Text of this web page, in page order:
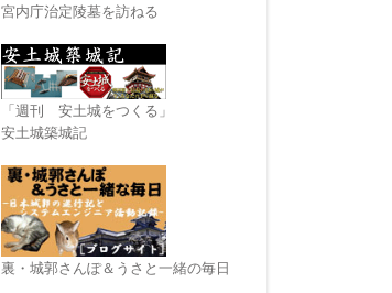
宮内庁治定陵墓を訪ねる
「週刊 安土城をつくる」
安土城築城記
裏・城郭さんぽ＆うさと一緒の毎日